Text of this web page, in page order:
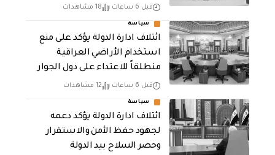
قبل 6 ساعات 18 مشاهدات
سياسة
ائتلاف ادارة الدولة يؤكد على منع
استخدام الأراضي العراقية
منطلقاً للاعتداء على دول الجوار
قبل 6 ساعات 12 مشاهدات
سياسة
ائتلاف ادارة الدولة يؤكد دعمه
لجهود حفظ الأمن والاستقرار
وحصر السلاح بيد الدولة